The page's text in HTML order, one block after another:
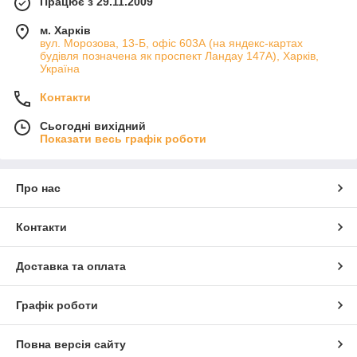
"Армапрофит". В залежності від виробника і типу конструкції
ціна зворотного клапана
Види
За способом монтажу клапани можна
розділити на групи:
1.
муфтовий (різьбовий) кріплення;
2.
3.
кріплення під приварення.
За матеріалом корпусу
3.
з нержавіючої сталі
4.
латунний
По конструкції зворотні клапани
м. Харків
вул. Морозова, 13-Б, офіс 603А (на яндекс-картах
будівля позначена як проспект Ландау 147А), Харків,
Україна
Контакти
Сьогодні вихідний
Показати весь графік роботи
Про нас
Контакти
Доставка та оплата
Графік роботи
Повна версія сайту